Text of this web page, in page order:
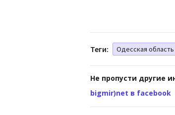
Теги: Одесская область
Не пропусти другие
bigmir)net в facebook